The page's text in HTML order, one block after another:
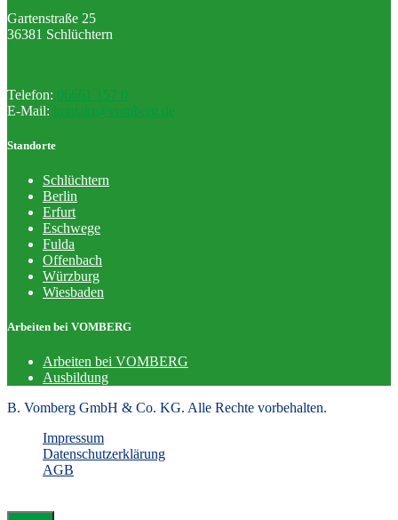
Gartenstraße 25
36381 Schlüchtern
Telefon: 06661 157 0
E-Mail: kontakt@vomberg.de
Standorte
Schlüchtern
Berlin
Erfurt
Eschwege
Fulda
Offenbach
Würzburg
Wiesbaden
Arbeiten bei VOMBERG
Arbeiten bei VOMBERG
Ausbildung
B. Vomberg GmbH & Co. KG. Alle Rechte vorbehalten.
Impressum
Datenschutzerklärung
AGB